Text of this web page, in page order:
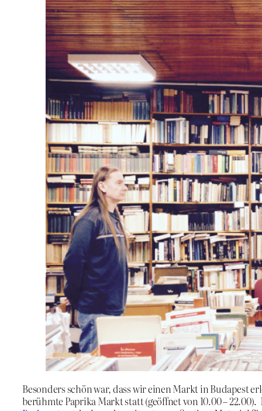
Besonders schön war, dass wir einen Markt in Budapest
berühmte Paprika Markt statt (geöffnet von 10.00 –